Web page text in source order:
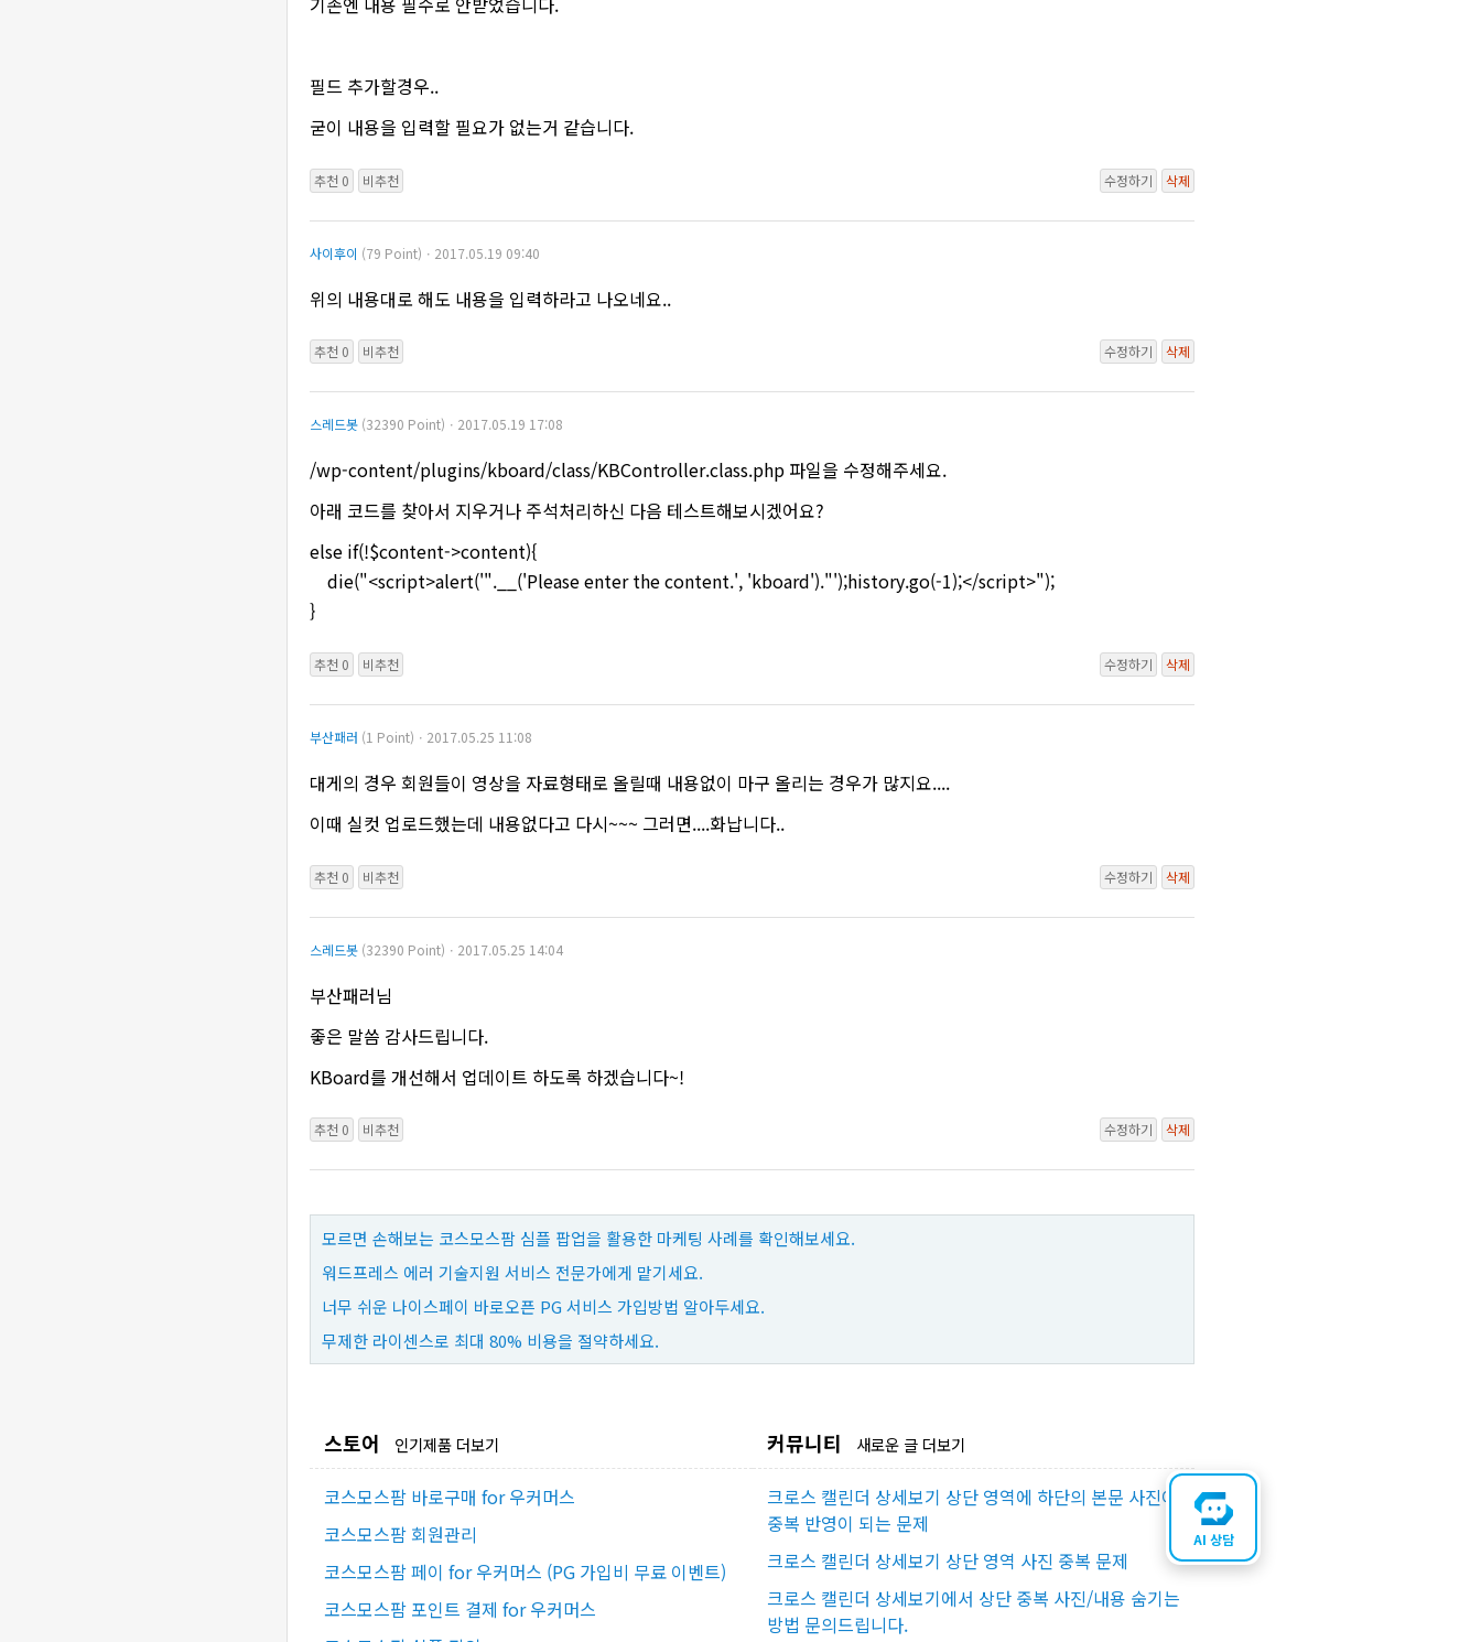
필드 추가할경우..
굳이 내용을 입력할 필요가 없는거 같습니다.
추천 0 비추천 수정하기 삭제
사이후이 (79 Point)ㆍ2017.05.19 09:40
위의 내용대로 해도 내용을 입력하라고 나오네요..
추천 0 비추천 수정하기 삭제
스레드봇 (32390 Point)ㆍ2017.05.19 17:08
/wp-content/plugins/kboard/class/KBController.class.php 파일을 수정해주세요.
아래 코드를 찾아서 지우거나 주석처리하신 다음 테스트해보시겠어요?
else if(!$content->content){
die("<script>alert('".__('Please enter the content.', 'kboard')."');history.go(-1);</script>");
}
추천 0 비추천 수정하기 삭제
부산패러 (1 Point)ㆍ2017.05.25 11:08
대게의 경우 회원들이 영상을 자료형태로 올릴때 내용없이 마구 올리는 경우가 많지요....
이때 실컷 업로드했는데 내용없다고 다시~~~ 그러면....화납니다..
추천 0 비추천 수정하기 삭제
스레드봇 (32390 Point)ㆍ2017.05.25 14:04
부산패러님
좋은 말씀 감사드립니다.
KBoard를 개선해서 업데이트 하도록 하겠습니다~!
추천 0 비추천 수정하기 삭제
모르면 손해보는 코스모스팜 심플 팝업을 활용한 마케팅 사례를 확인해보세요.
워드프레스 에러 기술지원 서비스 전문가에게 맡기세요.
너무 쉬운 나이스페이 바로오픈 PG 서비스 가입방법 알아두세요.
무제한 라이센스로 최대 80% 비용을 절약하세요.
스토어 인기제품 더보기
코스모스팜 바로구매 for 우커머스
코스모스팜 회원관리
코스모스팜 페이 for 우커머스 (PG 가입비 무료 이벤트)
코스모스팜 포인트 결제 for 우커머스
커뮤니티 새로운 글 더보기
크로스 캘린더 상세보기 상단 영역에 하단의 본문 사진이
중복 반영이 되는 문제
크로스 캘린더 상세보기 상단 영역 사진 중복 문제
크로스 캘린더 상세보기에서 상단 중복 사진/내용 숨기는
방법 문의드립니다.
AI 상담